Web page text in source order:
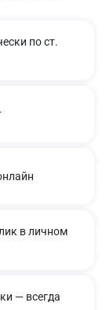
по ст.
в личном
— всегда